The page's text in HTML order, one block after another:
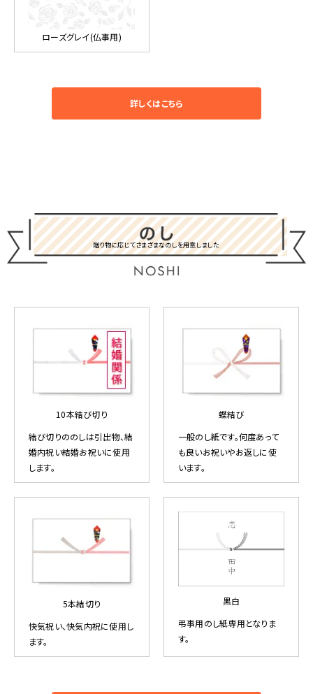
ローズグレイ(仏事用)
詳しくはこちら
贈り物に応じてさまざまなのしを用意しました
10本結び切り
結び切りののしは引出物、結
婚内祝い結婚お祝いに使用
します。
蝶結び
一般のし紙です。何度あって
も良いお祝いやお返しに使
います。
5本結切り
快気祝い、快気内祝に使用し
ます。
黒白
弔事用のし紙専用となりま
す。